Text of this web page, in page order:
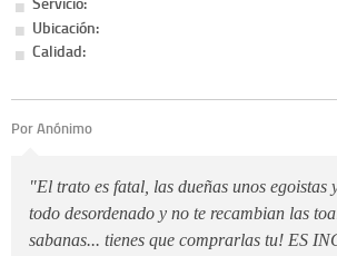
Ubicación:
Calidad:
Por Anónimo
"El trato es fatal, las dueñas unos egoistas
todo desordenado y no te recambian las
sabanas... tienes que comprarlas tu! ES